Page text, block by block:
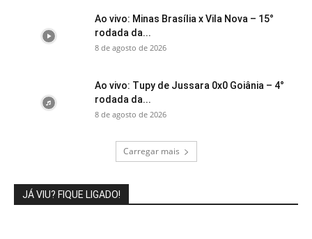
Ao vivo: Minas Brasília x Vila Nova – 15°
rodada da...
8 de agosto de 2026
Ao vivo: Tupy de Jussara 0x0 Goiânia – 4°
rodada da...
8 de agosto de 2026
Carregar mais
JÁ VIU? FIQUE LIGADO!